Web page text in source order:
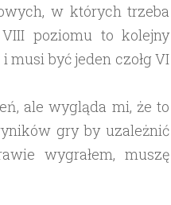
w których trzeba
poziomu to kolejny
musi być jeden czołg VI
ale wygląda mi, że to
gry by uzależnić
wygrałem, muszę